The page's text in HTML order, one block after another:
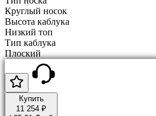
Круглый носок
Высота каблука
Низкий топ
Тип каблука
Плоский
Купить
11 254 ₽